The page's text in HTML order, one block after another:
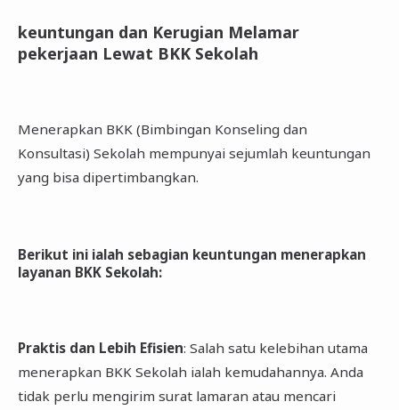
keuntungan dan Kerugian Melamar
pekerjaan Lewat BKK Sekolah
Menerapkan BKK (Bimbingan Konseling dan
Konsultasi) Sekolah mempunyai sejumlah keuntungan
yang bisa dipertimbangkan.
Berikut ini ialah sebagian keuntungan menerapkan
layanan BKK Sekolah:
Praktis dan Lebih Efisien: Salah satu kelebihan utama
menerapkan BKK Sekolah ialah kemudahannya. Anda
tidak perlu mengirim surat lamaran atau mencari